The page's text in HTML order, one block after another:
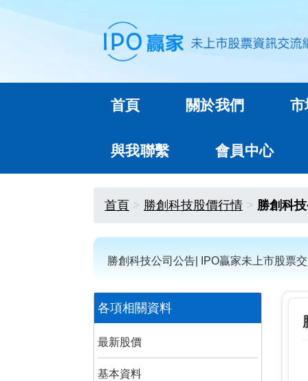
首頁 關於我們 市
與我聯繫 會員中心
首頁 勝創科技股價行情 勝創科
勝創科技公司公告| IPO贏家未上市股票
各項相關資料
最新股價
基本資料